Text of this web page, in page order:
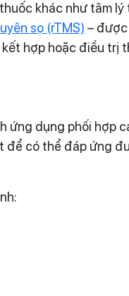
khác như tâm
sọ (rTMS) – được
hợp hoặc điều trị
ứng dụng phối hợp
để có thể đáp ứng